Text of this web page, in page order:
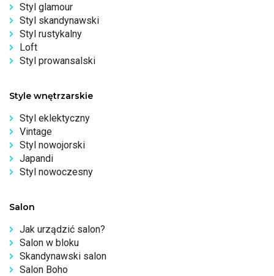
Styl glamour
Styl skandynawski
Styl rustykalny
Loft
Styl prowansalski
Style wnętrzarskie
Styl eklektyczny
Vintage
Styl nowojorski
Japandi
Styl nowoczesny
Salon
Jak urządzić salon?
Salon w bloku
Skandynawski salon
Salon Boho